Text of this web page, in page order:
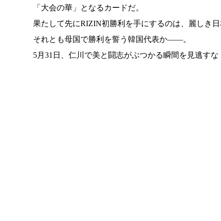
「大会の華」となるカードだ。
果たして先にRIZIN初勝利を手にするのは、麗しき日
それとも母国で勝利を誓う韓国代表か――。
5月31日、仁川で美と闘志がぶつかる瞬間を見逃すな